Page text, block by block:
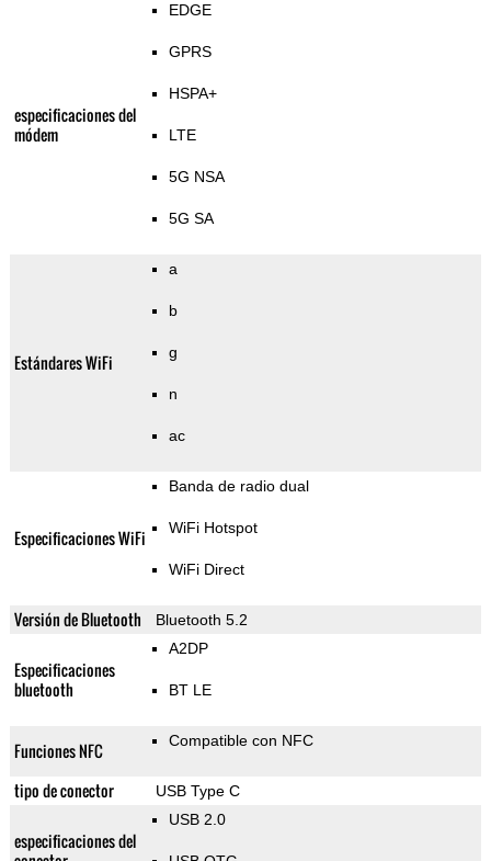
especificaciones del
módem
EDGE
GPRS
HSPA+
LTE
5G NSA
5G SA
Estándares WiFi
a
b
g
n
ac
Especificaciones WiFi
Banda de radio dual
WiFi Hotspot
WiFi Direct
Versión de Bluetooth Bluetooth 5.2
Especificaciones
bluetooth
A2DP
BT LE
Funciones NFC Compatible con NFC
tipo de conector USB Type C
especificaciones del
USB 2.0